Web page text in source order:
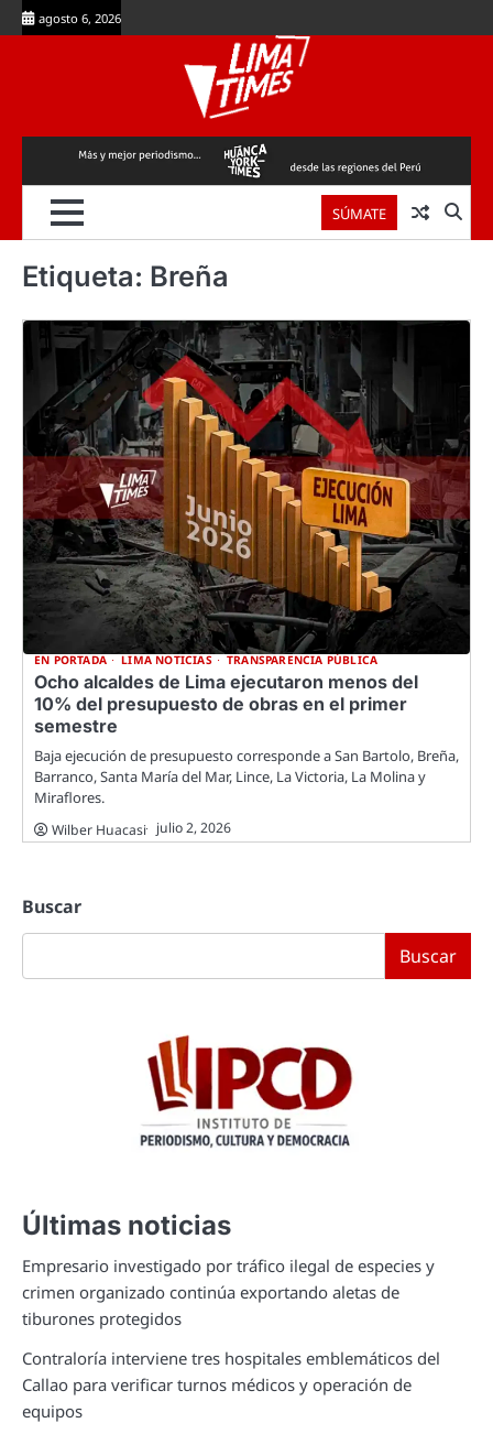
Skip
to
agosto 6, 2026
SÚMATE
Etiqueta: Breña
EN PORTADA LIMA NOTICIAS TRANSPARENCIA PÚBLICA
Ocho alcaldes de Lima ejecutaron menos del
10% del presupuesto de obras en el primer
semestre
Baja ejecución de presupuesto corresponde a San Bartolo, Breña,
Barranco, Santa María del Mar, Lince, La Victoria, La Molina y
Miraflores.
Wilber Huacasi julio 2, 2026
Buscar
Buscar
Últimas noticias
Empresario investigado por tráfico ilegal de especies y
crimen organizado continúa exportando aletas de
tiburones protegidos
Contraloría interviene tres hospitales emblemáticos del
Callao para verificar turnos médicos y operación de
equipos